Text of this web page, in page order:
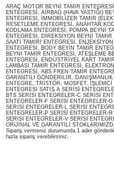
ARAÇ MOTOR BEYNİ TAMİR
ENTEGRESİ, AİRBAG (HAVA YASTIĞI)
ENTEGRESİ, İMMOBİLİZER TAMİR
RESETLEME ENTEGRESİ, ANAHTAR
KODLAMA ENTEGRESİ, POMPA BEYNİ
ENTEGRESİ, DİREKSİYON BEYNİ
SAATİ TAMİRİ ENTEGRESİ,
ENTEGRESİ, BODY BEYİN TAMİR
BEYNİ TAMİR ENTEGRESİ, ATEŞLEME
ENTEGRESİ, ENDÜSTRİYEL KART
LAMBASI TAMİR ENTEGRESİ,
ENTEGRESİ, ABS FREN TAMİR
GARANTİLİ GÖNDERİLİR.
ENTEGRE, TRİSTÖR, MOSFET,
ENTEGRESİ SATIŞ.A SERİSİ
BTS SERİSİ ENTEGRELER-C SERİSİ
ENTEGRELER-F SERİSİ ENTEGRELER-
SERİSİ ENTEGRELER-L SERİSİ
ENTEGRELER-P SERİSİ ENTEGRELER-
SERİSİ ENTEGRELER-V SERİSİ
ORiJİNAL VE GARANTİLİ
Sipariş vermeniz durumunda 1 adet
fazla sipariş verebilirsiniz.